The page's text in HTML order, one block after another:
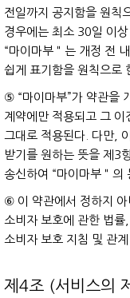
전일까지 공지함을 원칙
경우에는 최소 30일 이
“마이마부＂는 개정 전
쉽게 표기함을 원칙으로
⑤ “마이마부”가 약관을
계약에만 적용되고 그
그대로 적용된다. 다만,
받기를 원하는 뜻을 제3
송신하여 “마이마부＂의
⑥ 이 약관에서 정하지
소비자 보호에 관한 법
소비자 보호 지침 및 관
제4조 (서비스의